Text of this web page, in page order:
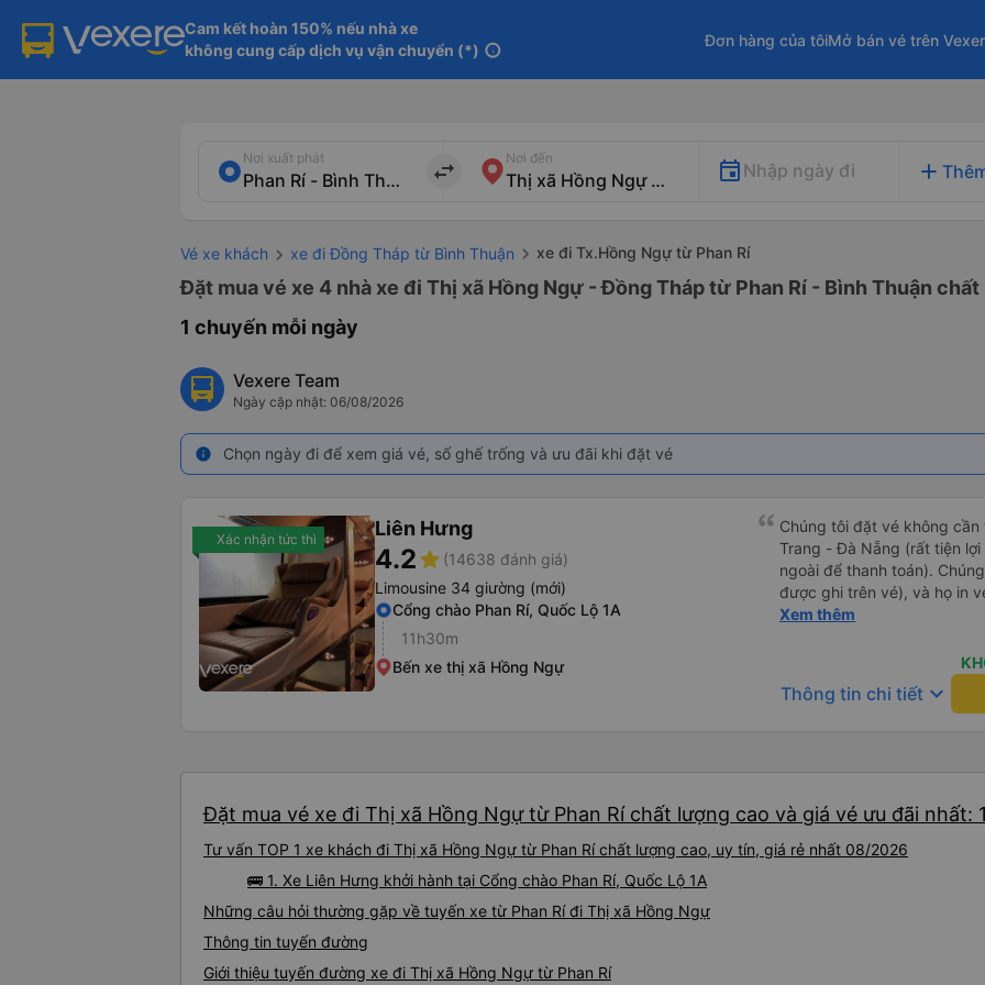
Cam kết hoàn 150% nếu nhà xe
không cung cấp dịch vụ vận chuyển (*) info
Đơn hàng của tôiMở bán vé trên
Nơi xuất phát
import_export
Nơi đến
Nhập ngày đi add
Vé xe khách xe đi Đồng Tháp từ Bình Thuận xe đi Tx.Hồng Ngự từ Phan Rí
Đặt mua vé xe 4 nhà xe đi Thị xã Hồng Ngự - Đồng Tháp từ Phan Rí - Bình Thuận
1 chuyến mỗi ngày
Vexere Team
Ngày cập nhật: 06/08/2026
info Chọn ngày đi để xem giá vé, số ghế trống và ưu đãi khi đặt vé
Xác nhận tức thì Liên Hưng
4.2star (14638 đánh giá)
Limousine 34 giường (mới)
Cổng chào Phan Rí, Quốc Lộ 1A
11h30m
Bến xe thị xã Hồng Ngự
Chúng tôi đặt vé không
Trang - Đà Nẵng (rất tiện
ngoài để thanh toán).
được ghi trên vé), và họ in
tôi cũng quyết định mua vé
buýt nhỏ đến điểm hẹn,
Tôi khuyên bạn nên mang
mỏng, vì thỉnh thoảng trời
từ Đà Nẵng (bến xe Đà
nhưng vẫn khá thoải mái và
Trang và sau đó được đưa
Xem thêm
Thông tin chi tiết keyboard_arrow_down
Đặt mua vé xe đi Thị xã Hồng Ngự từ Phan Rí chất lượng cao và giá vé ưu đãi nhất:
Tư vấn TOP 1 xe khách đi Thị xã Hồng Ngự từ Phan Rí chất lượng cao, uy tín, giá rẻ nhất 08/2026
🚌 1. Xe Liên Hưng khởi hành tại Cổng chào Phan Rí, Quốc Lộ 1A
Những câu hỏi thường gặp về tuyến xe từ Phan Rí đi Thị xã Hồng Ngự
Thông tin tuyến đường
Giới thiệu tuyến đường xe đi Thị xã Hồng Ngự từ Phan Rí